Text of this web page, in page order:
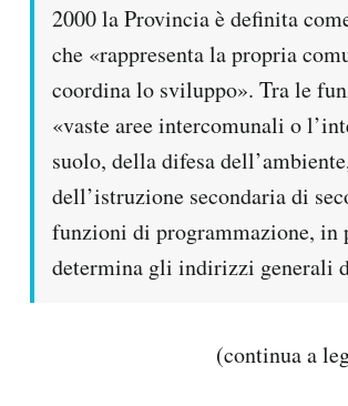
2000 la Provincia è definita
che «rappresenta la propria
coordina lo sviluppo». Tra le
«vaste aree intercomunali o
suolo, della difesa
dell’istruzione secondaria di
funzioni di programmazione,
determina gli indirizzi generali
(continua a